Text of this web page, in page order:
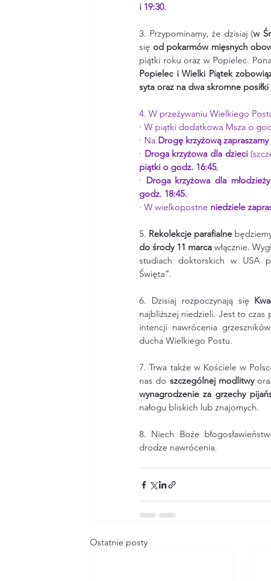
i 19:30.
3. Przypominamy, że dzisiaj (w
się od pokarmów mięsnych
piątki roku oraz w Popielec.
Popielec i Wielki Piątek
syta oraz na dwa skromne posiłki
4. W przeżywaniu Wielkiego
· W piątki dodatkowa Msza o
· Na Drogę krzyżową
· Droga krzyżowa dla dzieci
piątki o godz. 16:45,
· Droga krzyżowa dla młodzieży
godz. 18:45.
· W wielkopostne niedziele
5. Rekolekcje parafialne
do środy 11 marca włącznie.
studiach doktorskich w USA
Święta”.
6. Dzisiaj rozpoczynają się
najbliższej niedzieli. Jest to czas
intencji nawrócenia
ducha Wielkiego Postu.
7. Trwa także w Kościele w
nas do szczególnej modlitwy
wynagrodzenie za grzechy
nałogu bliskich lub znajomych.
8. Niech Boże
drodze nawrócenia.
Ostatnie posty